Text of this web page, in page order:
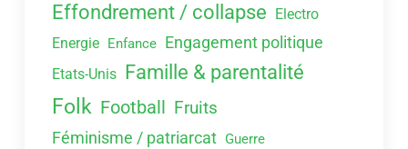
Effondrement / collapse
Electro
Energie
Enfance Engagement politique
Etats-Unis Famille & parentalité
Folk Football Fruits
Féminisme / patriarcat Guerre